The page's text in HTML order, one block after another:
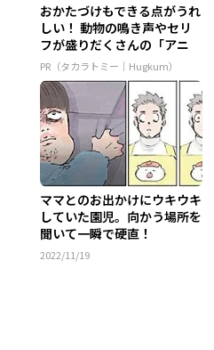
おかたづけもできる点がうれ
しい！ 動物の鳴き声やセリ
フが盛りだくさんの「アニ
ア ...
PR（タカラトミー｜Hugkum）
ママとのお出かけにウキウキ
していた園児。向かう場所を
聞いて一瞬で硬直！
2022/11/19